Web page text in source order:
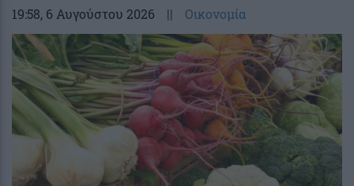
19:58, 6 Αυγούστου 2026 || Οικονομία